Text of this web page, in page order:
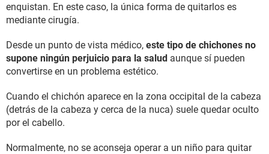
enquistan. En este caso, la única forma de quitarlos es
mediante cirugía.
Desde un punto de vista médico, este tipo de chichones no
supone ningún perjuicio para la salud aunque sí pueden
convertirse en un problema estético.
Cuando el chichón aparece en la zona occipital de la cabeza
(detrás de la cabeza y cerca de la nuca) suele quedar oculto
por el cabello.
Normalmente, no se aconseja operar a un niño para quitar